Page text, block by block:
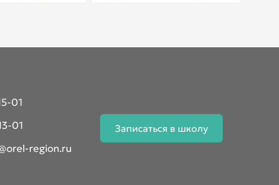
01
01
region.ru
Записаться в школу